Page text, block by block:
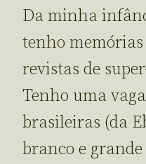
Da minha
tenho memórias
revistas de
Tenho uma
brasileiras (da
branco e